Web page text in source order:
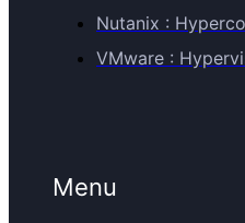
Nutanix :
VMware :
Menu